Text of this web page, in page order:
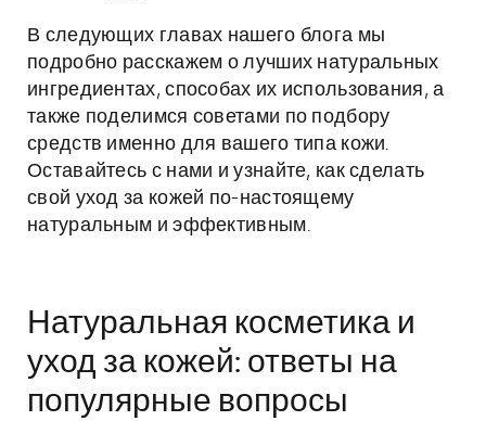
В следующих главах нашего блога мы
подробно расскажем о лучших натуральных
ингредиентах, способах их использования, а
также поделимся советами по подбору
средств именно для вашего типа кожи.
Оставайтесь с нами и узнайте, как сделать
свой уход за кожей по-настоящему
натуральным и эффективным.
Натуральная косметика и
уход за кожей: ответы на
популярные вопросы